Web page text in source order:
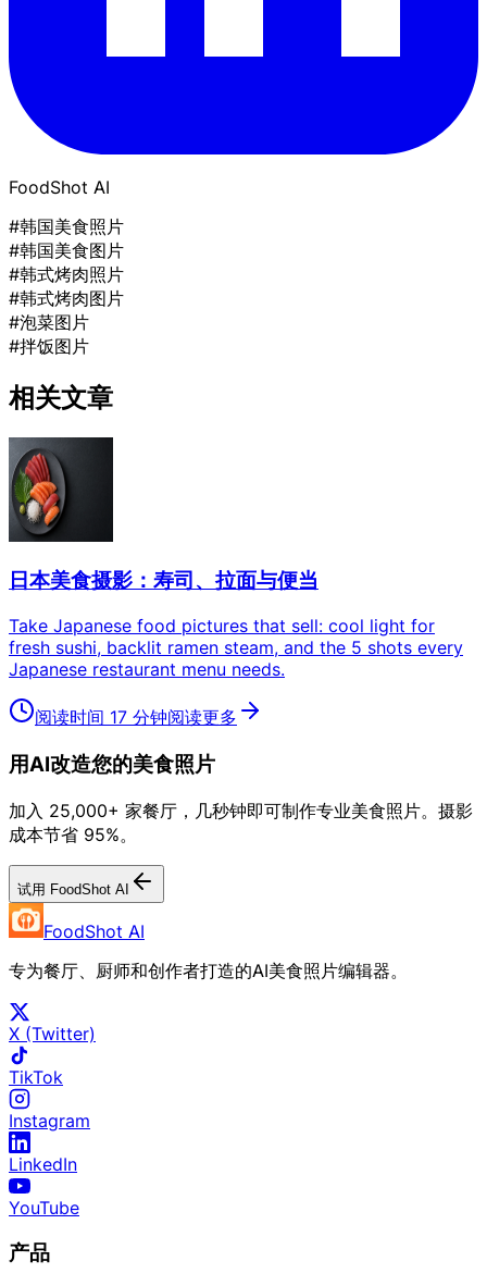
FoodShot AI
#韩国美食照片
#韩国美食图片
#韩式烤肉照片
#韩式烤肉图片
#泡菜图片
#拌饭图片
相关文章
日本美食摄影：寿司、拉面与便当
Take Japanese food pictures that sell: cool light for
fresh sushi, backlit ramen steam, and the 5 shots every
Japanese restaurant menu needs.
阅读时间 17 分钟阅读更多
用AI改造您的美食照片
加入 25,000+ 家餐厅，几秒钟即可制作专业美食照片。摄影
成本节省 95%。
试用 FoodShot AI
FoodShot AI
专为餐厅、厨师和创作者打造的AI美食照片编辑器。
X (Twitter)
TikTok
Instagram
LinkedIn
YouTube
产品